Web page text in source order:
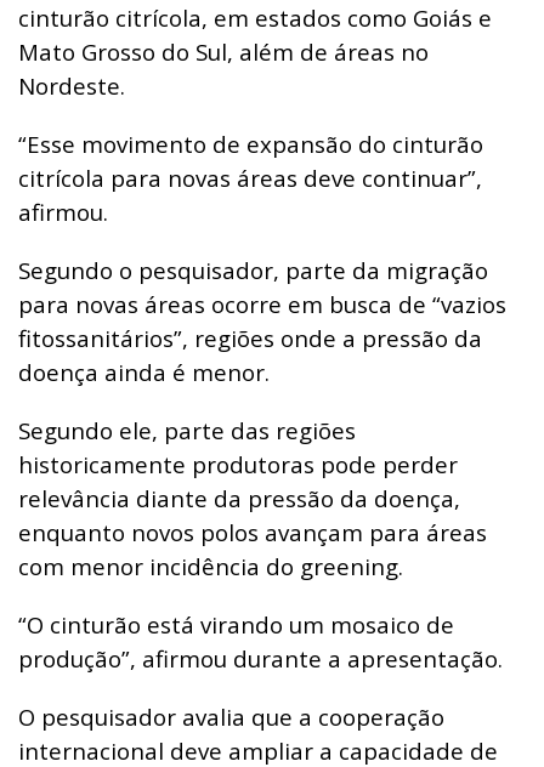
cinturão citrícola, em estados como Goiás e
Mato Grosso do Sul, além de áreas no
Nordeste.
“Esse movimento de expansão do cinturão
citrícola para novas áreas deve continuar”,
afirmou.
Segundo o pesquisador, parte da migração
para novas áreas ocorre em busca de “vazios
fitossanitários”, regiões onde a pressão da
doença ainda é menor.
Segundo ele, parte das regiões
historicamente produtoras pode perder
relevância diante da pressão da doença,
enquanto novos polos avançam para áreas
com menor incidência do greening.
“O cinturão está virando um mosaico de
produção”, afirmou durante a apresentação.
O pesquisador avalia que a cooperação
internacional deve ampliar a capacidade de